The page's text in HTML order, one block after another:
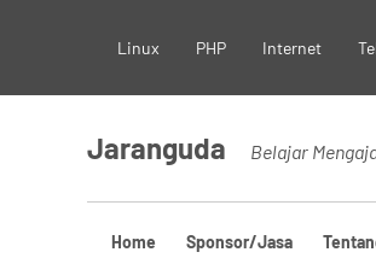
content
Linux PHP Internet
Jaranguda Belajar
Home Sponsor/Jasa